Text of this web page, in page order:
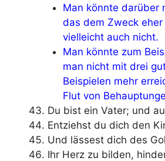
Man könnte darüber
das dem Zweck
vielleicht auch nicht.
Man könnte zum
man nicht mit drei
Beispielen mehr
Flut von
Du bist ein Vater; und
Entziehst du dich den
Und lässest dich des
Ihr Herz zu bilden,